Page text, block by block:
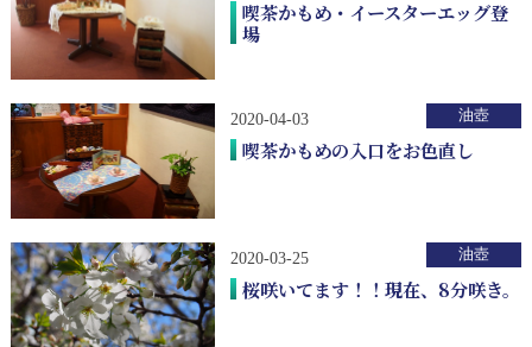
喫茶かもめ・イースターエッグ登
場
2020-04-03
喫茶かもめの入口をお色直し
油壺
2020-03-25
桜咲いてます！！現在、8分咲き。
油壺